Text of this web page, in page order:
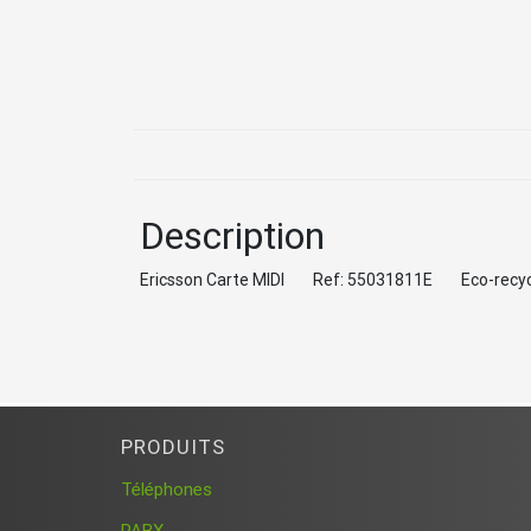
Description
Ericsson Carte MIDI Ref: 55031811E Eco-
PRODUITS
Téléphones